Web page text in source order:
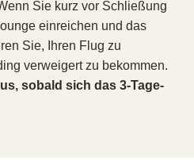
Sie kurz vor Schließung
einreichen und das
Sie, Ihren Flug zu
verweigert zu bekommen.
sobald sich das 3-Tage-